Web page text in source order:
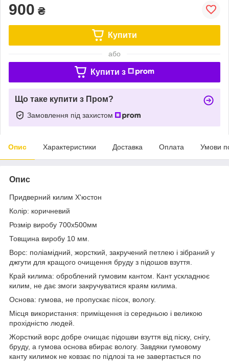
900 ₴
Купити
або
Купити з
Що таке купити з Пром?
Замовлення під захистом
Опис Характеристики Доставка Оплата Умови
Опис
Придверний килим Х'юстон
Колір: коричневий
Розмір виробу 700х500мм
Товщина виробу 10 мм.
Ворс: поліамідний, жорсткий, закручений петлею і зібраний у
джгути для кращого очищення бруду з підошов взуття.
Край килима: оброблений гумовим кантом. Кант ускладнює
килим, не дає змоги закручуватися краям килима.
Основа: гумова, не пропускає пісок, вологу.
Місця використання: приміщення із середньою і великою
прохідністю людей.
Жорсткий ворс добре очищає підошви взуття від піску, снігу,
бруду, а гумова основа вбирає вологу. Завдяки гумовому
канту килимок не ковзає по підлозі та не завертається по